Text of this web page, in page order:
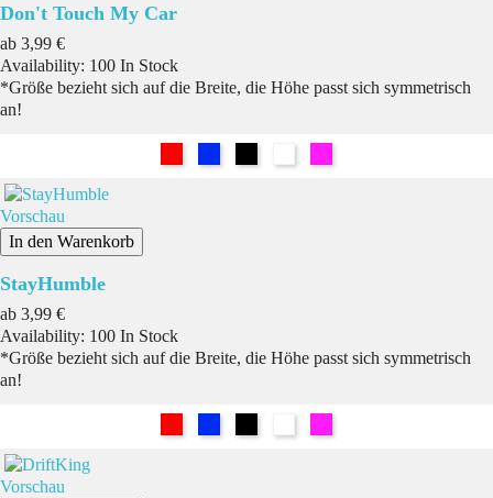
Don't Touch My Car
ab Preis
3,99 €
Availability: 100 In Stock
*Größe bezieht sich auf die Breite, die Höhe passt sich symmetrisch
an!
Vorschau
In den Warenkorb
StayHumble
ab Preis
3,99 €
Availability: 100 In Stock
*Größe bezieht sich auf die Breite, die Höhe passt sich symmetrisch
an!
Vorschau